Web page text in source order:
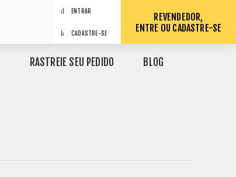
ENTRAR
CADASTRE-SE
REVENDEDOR,
ENTRE OU CADASTRE-SE
RASTREIE SEU PEDIDO BLOG